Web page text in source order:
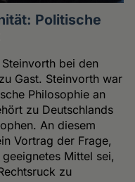
Politische
bei den
Gast. Steinvorth war
Philosophie an
zu Deutschlands
An diesem
Vortrag der Frage,
Mittel sei,
zu